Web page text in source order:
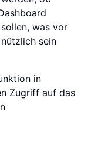
was vor
sein
in
Zugriff auf das